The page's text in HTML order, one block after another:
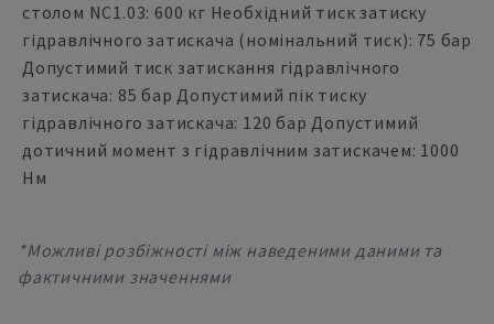
столом NC1.03: 600 кг Необхідний тиск затиску
гідравлічного затискача (номінальний тиск): 75 бар
Допустимий тиск затискання гідравлічного
затискача: 85 бар Допустимий пік тиску
гідравлічного затискача: 120 бар Допустимий
дотичний момент з гідравлічним затискачем: 1000
Нм
*Можливі розбіжності між наведеними даними та
фактичними значеннями